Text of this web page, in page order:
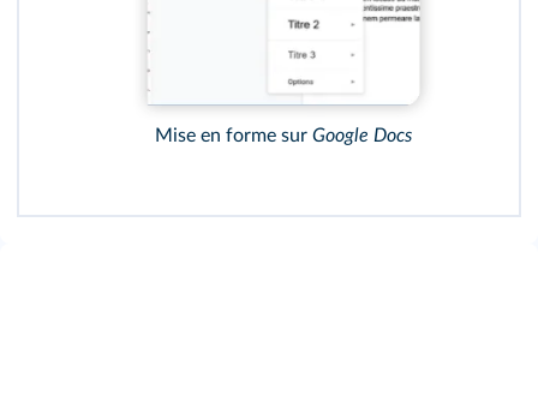
Mise en forme sur Google Docs